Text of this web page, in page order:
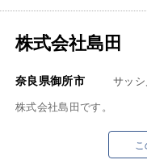
株式会社島田
奈良県御所市 サッ
株式会社島田です。